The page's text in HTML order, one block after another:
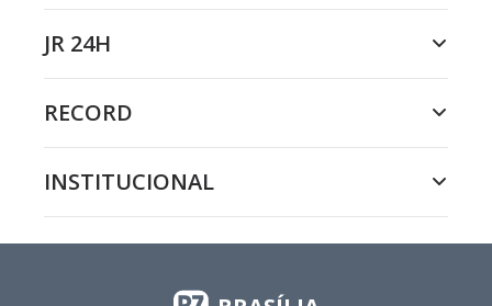
JR 24H
RECORD
INSTITUCIONAL